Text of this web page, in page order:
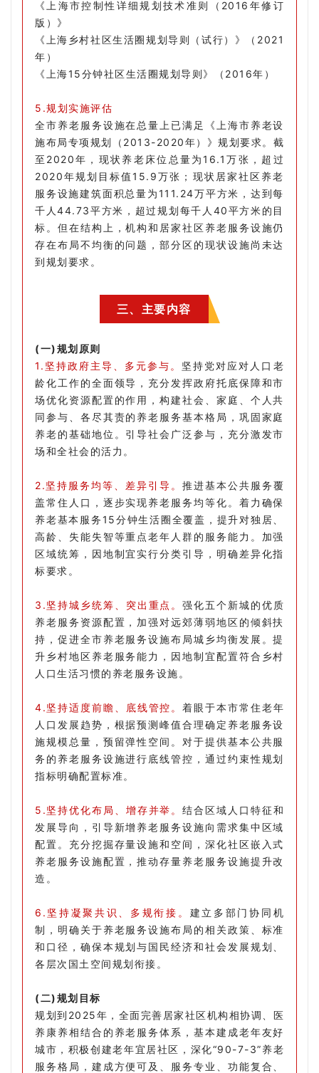
《上海市控制性详细规划技术准则（2016年修订
版）》
《上海乡村社区生活圈规划导则（试行）》（2021
年）
《上海15分钟社区生活圈规划导则》（2016年）
5.规划实施评估
全市养老服务设施在总量上已满足《上海市养老设
施布局专项规划（2013-2020年）》规划要求。截
至2020年，现状养老床位总量为16.1万张，超过
2020年规划目标值15.9万张；现状居家社区养老
服务设施建筑面积总量为111.24万平方米，达到每
千人44.73平方米，超过规划每千人40平方米的目
标。但在结构上，机构和居家社区养老服务设施仍
存在布局不均衡的问题，部分区的现状设施尚未达
到规划要求。
三、主要内容
(一)规划原则
1.坚持政府主导、多元参与。 坚持党对应对人口老
龄化工作的全面领导，充分发挥政府托底保障和市
场优化资源配置的作用，构建社会、家庭、个人共
同参与、各尽其责的养老服务基本格局，巩固家庭
养老的基础地位。引导社会广泛参与，充分激发市
场和全社会的活力。
2.坚持服务均等、差异引导。 推进基本公共服务覆
盖常住人口，逐步实现养老服务均等化。着力确保
养老基本服务15分钟生活圈全覆盖，提升对独居、
高龄、失能失智等重点老年人群的服务能力。加强
区域统筹，因地制宜实行分类引导，明确差异化指
标要求。
3.坚持城乡统筹、突出重点。强化五个新城的优质
养老服务资源配置，加强对远郊薄弱地区的倾斜扶
持，促进全市养老服务设施布局城乡均衡发展。提
升乡村地区养老服务能力，因地制宜配置符合乡村
人口生活习惯的养老服务设施。
4.坚持适度前瞻、底线管控。着眼于本市常住老年
人口发展趋势，根据预测峰值合理确定养老服务设
施规模总量，预留弹性空间。对于提供基本公共服
务的养老服务设施进行底线管控，通过约束性规划
指标明确配置标准。
5.坚持优化布局、增存并举。结合区域人口特征和
发展导向，引导新增养老服务设施向需求集中区域
配置。充分挖掘存量设施和空间，深化社区嵌入式
养老服务设施配置，推动存量养老服务设施提升改
造。
6.坚持凝聚共识、多规衔接。 建立多部门协同机
制，明确关于养老服务设施布局的相关政策、标准
和口径，确保本规划与国民经济和社会发展规划、
各层次国土空间规划衔接。
(二)规划目标
规划到2025年，全面完善居家社区机构相协调、医
养康养相结合的养老服务体系，基本建成老年友好
城市，积极创建老年宜居社区，深化“90-7-3”养老
服务格局，建成方便可及、服务专业、功能复合、